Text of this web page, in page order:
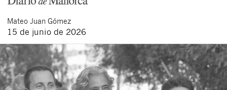
Mateo Juan Gómez
15 de junio de 2026